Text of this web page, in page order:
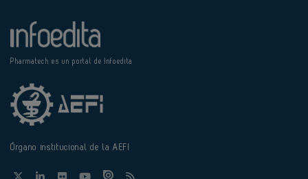
Pharmatech es un portal de Infoedita
Órgano institucional de la AEFI